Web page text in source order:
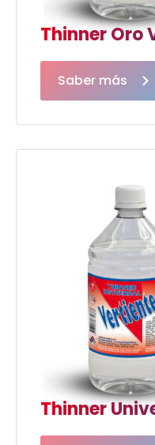
Thinner Oro
Saber más
Thinner